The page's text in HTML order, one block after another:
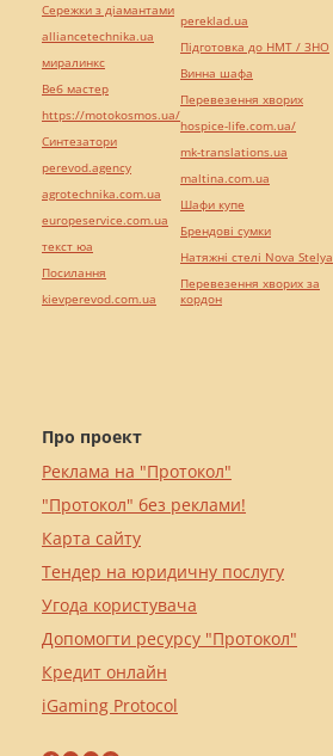
Про проект
Реклама на "Протокол"
"Протокол" без реклами!
Карта сайту
Тендер на юридичну послугу
Угода користувача
Допомогти ресурсу "Протокол"
Кредит онлайн
iGaming Protocol
Сережки з діамантами
alliancetechnika.ua
миралинкс
Веб мастер
https://motokosmos.ua/
Синтезатори
perevod.agency
agrotechnika.com.ua
europeservice.com.ua
текст юа
Посилання
kievperevod.com.ua
pereklad.ua
Підготовка до НМТ / ЗНО
Винна шафа
Перевезення хворих
hospice-life.com.ua/
mk-translations.ua
maltina.com.ua
Шафи купе
Брендові сумки
Натяжні стелі Nova Stelya
Перевезення хворих за
кордон